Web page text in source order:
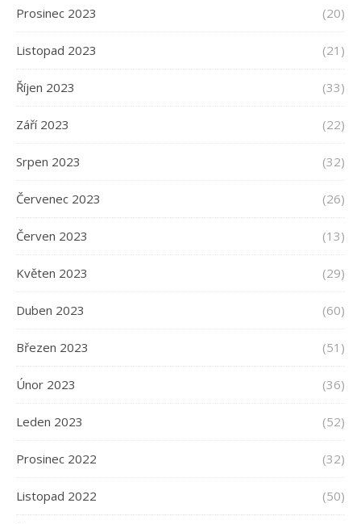
Prosinec 2023 (20)
Listopad 2023 (21)
Říjen 2023 (33)
Září 2023 (22)
Srpen 2023 (32)
Červenec 2023 (26)
Červen 2023 (13)
Květen 2023 (29)
Duben 2023 (60)
Březen 2023 (51)
Únor 2023 (36)
Leden 2023 (52)
Prosinec 2022 (32)
Listopad 2022 (50)